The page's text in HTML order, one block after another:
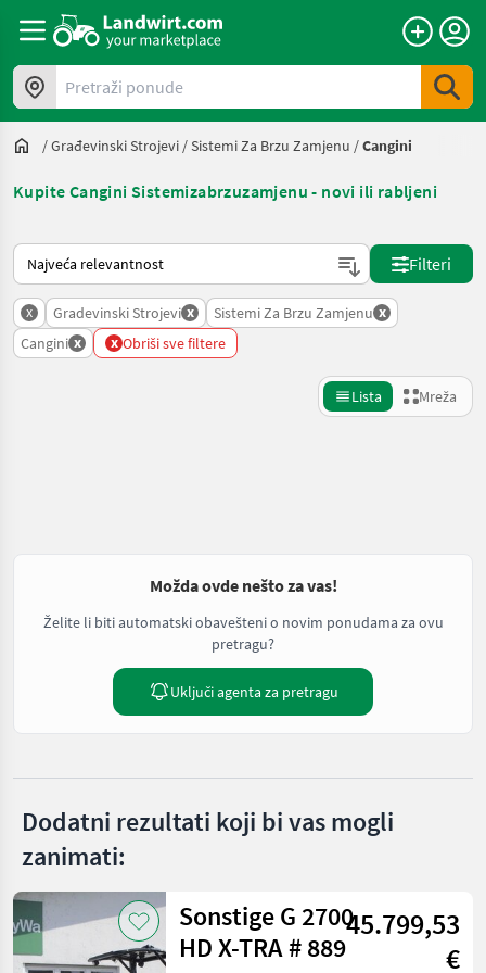
Pretraži ponude
/Građevinski Strojevi /Sistemi Za Brzu Zamjenu /Cangini
Kupite Cangini Sistemizabrzuzamjenu - novi ili rabljeni
Način na koji sortira Landwirt.com
Filteri
x Gradevinski Strojevi x Sistemi Za Brzu Zamjenu x
Cangini x x Obriši sve filtere
Lista Mreža
Možda ovde nešto za vas!
Želite li biti automatski obavešteni o novim ponudama za ovu
pretragu?
Uključi agenta za pretragu
Dodatni rezultati koji bi vas mogli
zanimati:
Sonstige G 2700
HD X-TRA # 889
45.799,53
€